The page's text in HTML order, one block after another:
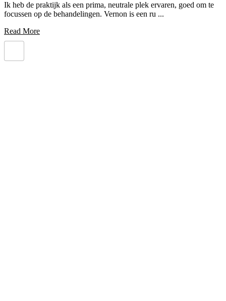
Ik heb de praktijk als een prima, neutrale plek ervaren, goed om te
focussen op de behandelingen. Vernon is een ru ...
Read More